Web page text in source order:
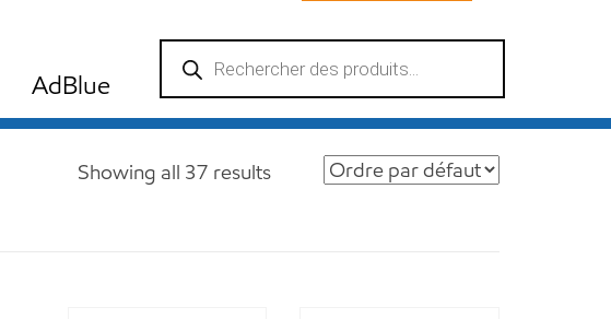
AdBlue
Recherche
produits
Showing all 37 results